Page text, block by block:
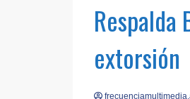
extorsión